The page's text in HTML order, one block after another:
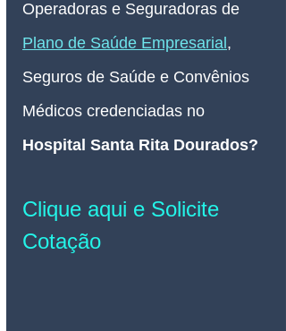
Operadoras e Seguradoras de
Plano de Saúde Empresarial ,
Seguros de Saúde e Convênios
Médicos credenciadas no
Hospital Santa Rita Dourados?
Clique aqui e Solicite
Cotação